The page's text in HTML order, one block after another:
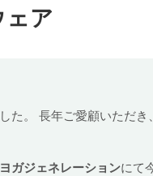
ア
た。 長年ご愛顧いただき
ヨガジェネレーションにて